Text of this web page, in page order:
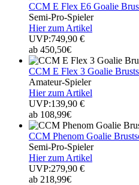
CCM E Flex E6 Goalie
Semi-Pro-Spieler
Hier zum Artikel
UVP:749,90 €
ab 450,50€
CCM E Flex 3 Goalie
Amateur-Spieler
Hier zum Artikel
UVP:139,90 €
ab 108,99€
CCM Phenom Goalie
Semi-Pro-Spieler
Hier zum Artikel
UVP:279,90 €
ab 218,99€